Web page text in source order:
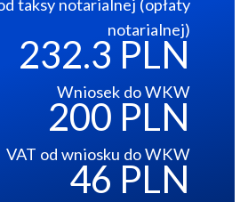
taksy notarialnej (opłaty
notarialnej)
232.3 PLN
Wniosek do WKW
200 PLN
VAT od wniosku do WKW
46 PLN